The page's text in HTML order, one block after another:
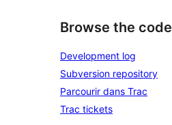
Browse the code
Development log
Subversion repository
Parcourir dans Trac
Trac tickets